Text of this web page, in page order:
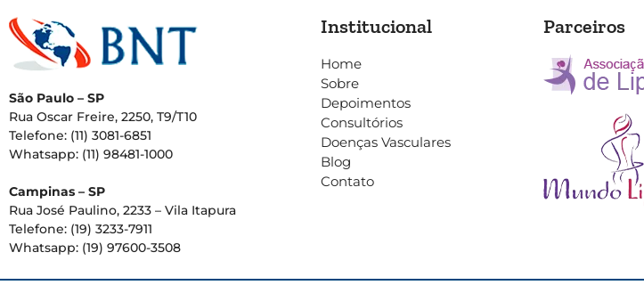
São Paulo – SP
Rua Oscar Freire, 2250, T9/T10
Telefone: (11) 3081-6851
Whatsapp: (11) 98481-1000
Campinas – SP
Rua José Paulino, 2233 – Vila Itapura
Telefone: (19) 3233-7911
Whatsapp: (19) 97600-3508
Institucional
Home
Sobre
Depoimentos
Consultórios
Doenças Vasculares
Blog
Contato
Parceiros